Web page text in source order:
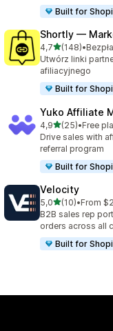
Built for
Shortly —
4,7na 5 gwiazdek
(148)
Łączna liczba
•
Utwórz linki
afiliacyjnego
Built for
Yuko Affiliate
4,9na 5 gwiazdek
(25)
Łączna liczba
•Free
Drive sales with
referral program
Built for
Velocity
5,0na 5 gwiazdek
(10)
Łączna liczba
•From
B2B sales rep
orders across all
Built for